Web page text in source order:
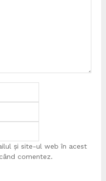
și site-ul web în acest
comentez.